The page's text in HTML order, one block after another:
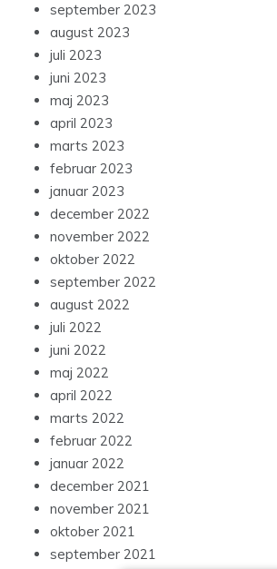
september 2023
august 2023
juli 2023
juni 2023
maj 2023
april 2023
marts 2023
februar 2023
januar 2023
december 2022
november 2022
oktober 2022
september 2022
august 2022
juli 2022
juni 2022
maj 2022
april 2022
marts 2022
februar 2022
januar 2022
december 2021
november 2021
oktober 2021
september 2021